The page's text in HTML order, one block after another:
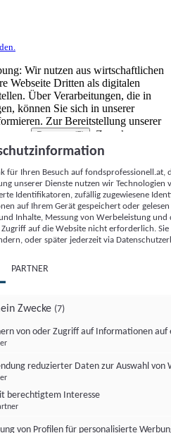
Wir nutzen aus wirtschaftlichen
Webseite Dritten als digitalen
Über Verarbeitungen, die in
können Sie sich in unserer
Zur Bereitstellung unserer
von
Partnern (5)
. Zwecke:
Messung von Werbeleistung
sowie Zielgruppenforschung.
Online-Kennungen (z. B. login-
Kennungen,
zusammen mit anderen
und Browserinformationen,
Technologien usw.) auf
von dort ausgelesen werden, um es
es eine App oder einer Webseite
mehrere der hier aufgeführten
für Ihren Besuch auf
unserer Dienste nutzen wir Technologien
Identifikatoren, zufällig zugewiesene
auf Ihrem Gerät gespeichert oder
Inhalte, Messung von Werbeleistung
auf die Website nicht erforderlich.
oder später jederzeit via
PARTNER
Zwecke (7)
von oder Zugriff auf Informationen auf
reduzierter Daten zur Auswahl von
berechtigtem Interesse
von Profilen für personalisierte